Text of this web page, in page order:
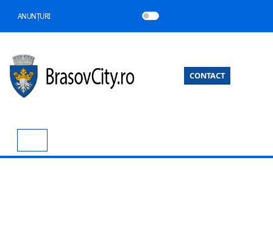
ANUNȚURI
CONTACT